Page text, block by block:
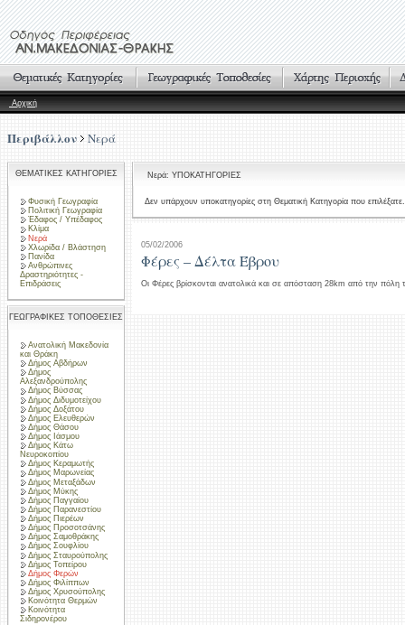
Αρχική
Περιβάλλον Νερά
ΘΕΜΑΤΙΚΕΣ ΚΑΤΗΓΟΡΙΕΣ
Φυσική Γεωγραφία
Πολιτική Γεωγραφία
Έδαφος / Υπέδαφος
Κλίμα
Νερά
Χλωρίδα / Βλάστηση
Πανίδα
Ανθρώπινες
Δραστηριότητες -
Επιδράσεις
ΓΕΩΓΡΑΦΙΚΕΣ ΤΟΠΟΘΕΣΙΕΣ
Ανατολική Μακεδονία
και Θράκη
Δήμος Αβδήρων
Δήμος
Αλεξανδρούπολης
Δήμος Βύσσας
Δήμος Διδυμοτείχου
Δήμος Δοξάτου
Δήμος Ελευθερών
Δήμος Θάσου
Δήμος Ιάσμου
Δήμος Κάτω
Νευροκοπίου
Δήμος Κεραμωτής
Δήμος Μαρωνείας
Δήμος Μεταξάδων
Δήμος Μύκης
Δήμος Παγγαίου
Δήμος Παρανεστίου
Δήμος Πιερέων
Δήμος Προσοτσάνης
Δήμος Σαμοθράκης
Δήμος Σουφλίου
Δήμος Σταυρούπολης
Δήμος Τοπείρου
Δήμος Φερών
Δήμος Φιλίππων
Δήμος Χρυσούπολης
Κοινότητα Θερμών
Κοινότητα
Σιδηρονέρου
Νερά: ΥΠΟΚΑΤΗΓΟΡΙΕΣ
Δεν υπάρχουν υποκατηγορίες στη Θεματική Κατηγορία που επιλέξατε.
05/02/2006
Φέρες – Δέλτα Έβρου
Οι Φέρες βρίσκονται ανατολικά και σε απόσταση 28km από την πόλη